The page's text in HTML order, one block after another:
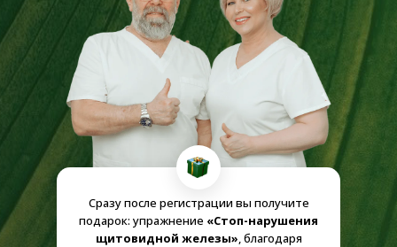
Сразу после регистрации вы получите
подарок: упражнение «Стоп-нарушения
щитовидной железы», благодаря